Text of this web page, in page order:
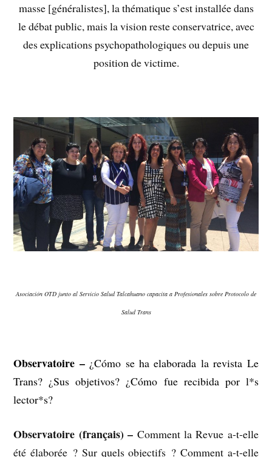
masse [généralistes], la thématique s’est installée dans
le débat public, mais la vision reste conservatrice, avec
des explications psychopathologiques ou depuis une
position de victime.
Asociación OTD junto al Servicio Salud Talcahuano capacita a Profesionales sobre Protocolo de
Salud Trans
Observatoire –¿Cómo se ha elaborada la revista Le
Trans? ¿Sus objetivos? ¿Cómo fue recibida por l*s
lector*s?
Observatoire (français) – Comment la Revue a-t-elle
été élaborée ? Sur quels objectifs ? Comment a-t-elle